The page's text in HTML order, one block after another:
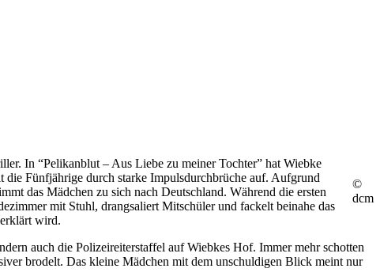
©
dcm
In “Pelikanblut – Aus Liebe zu meiner Tochter” hat Wiebke
Fünfjährige durch starke Impulsdurchbrüche auf. Aufgrund
das Mädchen zu sich nach Deutschland. Während die ersten
mit Stuhl, drangsaliert Mitschüler und fackelt beinahe das
wird.
auch die Polizeireiterstaffel auf Wiebkes Hof. Immer mehr schotten
brodelt. Das kleine Mädchen mit dem unschuldigen Blick meint nur